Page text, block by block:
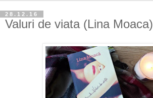
28.12.16
Valuri de viata (Lina Moaca)